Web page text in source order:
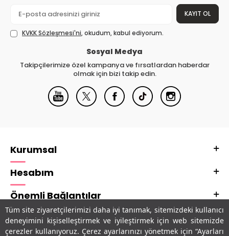
Tüm site ziyaretçilerimizi daha iyi tanımak, sitemizdeki kullanıcı
deneyimini kişiselleştirmek ve iyileştirmek için web sitemizde
çerezler kullanıyoruz. Çerez ayarlarınızı yönetmek için “Ayarları
KAYIT OL
KVKK Sözleşmesi'ni, okudum, kabul ediyorum.
Sosyal Medya
Takipçilerimize özel kampanya ve fırsatlardan haberdar
olmak için bizi takip edin.
Kurumsal
Hesabım
Önemli Bağlantılar
Adres & İletişim